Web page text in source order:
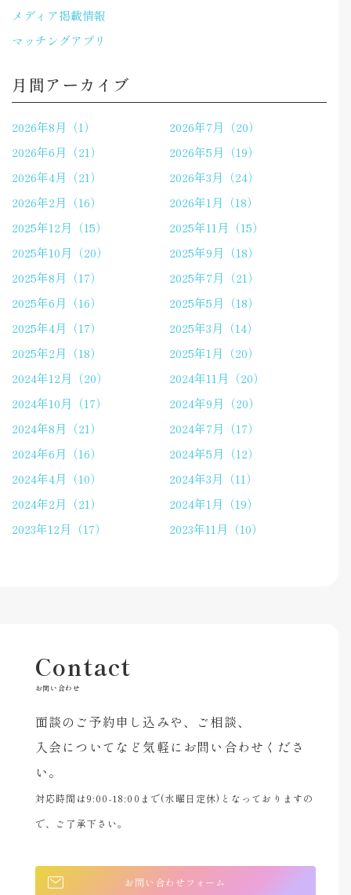
メディア掲載情報
マッチングアプリ
月間アーカイブ
2026年8月（1）
2026年7月（20）
2026年6月（21）
2026年5月（19）
2026年4月（21）
2026年3月（24）
2026年2月（16）
2026年1月（18）
2025年12月（15）
2025年11月（15）
2025年10月（20）
2025年9月（18）
2025年8月（17）
2025年7月（21）
2025年6月（16）
2025年5月（18）
2025年4月（17）
2025年3月（14）
2025年2月（18）
2025年1月（20）
2024年12月（20）
2024年11月（20）
2024年10月（17）
2024年9月（20）
2024年8月（21）
2024年7月（17）
2024年6月（16）
2024年5月（12）
2024年4月（10）
2024年3月（11）
2024年2月（21）
2024年1月（19）
2023年12月（17）
2023年11月（10）
Contact
お問い合わせ
面談のご予約申し込みや、ご相談、
入会についてなど気軽にお問い合わせくださ
い。
対応時間は9:00-18:00まで(水曜日定休)となっておりますの
で、ご了承下さい。
お問い合わせフォーム